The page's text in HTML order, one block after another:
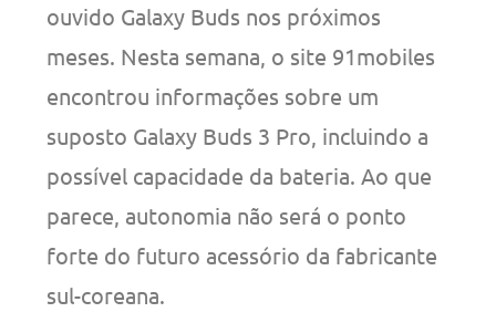
ouvido Galaxy Buds nos próximos
meses. Nesta semana, o site 91mobiles
encontrou informações sobre um
suposto Galaxy Buds 3 Pro, incluindo a
possível capacidade da bateria. Ao que
parece, autonomia não será o ponto
forte do futuro acessório da fabricante
sul-coreana.